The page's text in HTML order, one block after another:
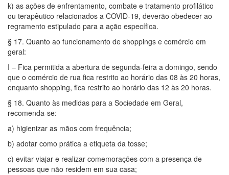
k) as ações de enfrentamento, combate e tratamento profilático
ou terapêutico relacionados a COVID-19, deverão obedecer ao
regramento estipulado para a ação específica.
§ 17. Quanto ao funcionamento de shoppings e comércio em
geral:
I – Fica permitida a abertura de segunda-feira a domingo, sendo
que o comércio de rua fica restrito ao horário das 08 às 20 horas,
enquanto shopping, fica restrito ao horário das 12 às 20 horas.
§ 18. Quanto às medidas para a Sociedade em Geral,
recomenda-se:
a) higienizar as mãos com frequência;
b) adotar como prática a etiqueta da tosse;
c) evitar viajar e realizar comemorações com a presença de
pessoas que não residem em sua casa;